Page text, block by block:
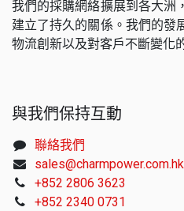
我們的採購網絡擴展到各大洲
建立了持久的關係。我們的發
物流創新以及對客戶不斷變化
與我們保持互動
聯絡我們
sales@charmpower.com.hk
+852 2806 3623
+852 2340 0731